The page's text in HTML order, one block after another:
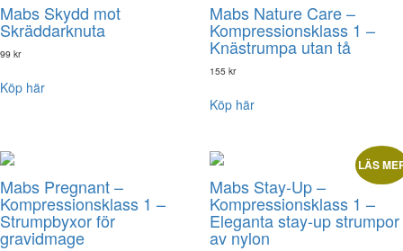
Mabs Skydd mot
Skräddarknuta
99 kr
Köp här
Mabs Nature Care –
Kompressionsklass 1 –
Knästrumpa utan tå
155 kr
Köp här
Mabs Pregnant –
Kompressionsklass 1 –
Strumpbyxor för
gravidmage
LÄS
Mabs Stay-Up –
Kompressionsklass 1 –
Eleganta stay-up strumpor
av nylon